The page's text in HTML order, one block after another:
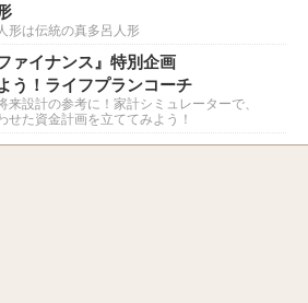
形は伝統の真多呂人形
ァイナンス』特別企画
う！ライフプランコーチ
来設計の参考に！家計シミュレーターで、
せた資金計画を立ててみよう！